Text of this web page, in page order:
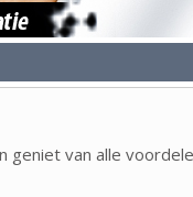
geniet van alle